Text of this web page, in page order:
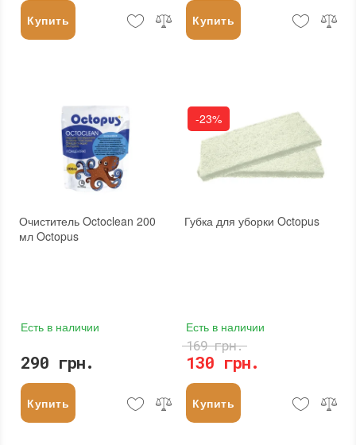
Купить Купить
Очиститель Octoclean 200
мл Octopus
Есть в наличии
290 грн.
Купить
-23%
Губка для уборки Octopus
Есть в наличии
130 грн.
169 грн.
Купить